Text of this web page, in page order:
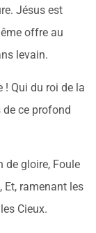
Jésus est
offre au
levain.
! Qui du roi de la
ce profond
de gloire, Foule
Et, ramenant les
Cieux.